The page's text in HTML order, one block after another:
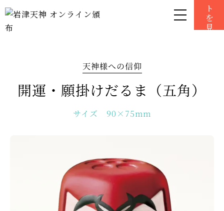
天神様への信仰
開運・願掛けだるま（五角）
サイズ 90×75mm